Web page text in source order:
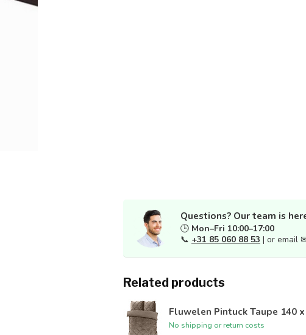
Questions? Our team is
🕒 Mon–Fri 10:00–17:00
📞 +31 85 060 88 53 | or email
Related products
Fluwelen Pintuck Taupe 140
No shipping or return costs